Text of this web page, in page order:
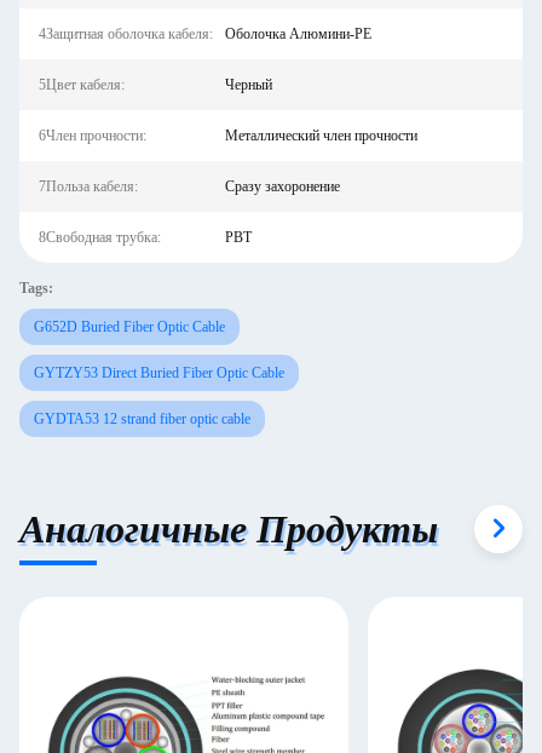
4Защитная оболочка кабеля: Оболочка Алюмини-PE
5Цвет кабеля: Черный
6Член прочности: Металлический член прочности
7Польза кабеля: Сразу захоронение
8Свободная трубка: PBT
Tags:
G652D Buried Fiber Optic Cable
GYTZY53 Direct Buried Fiber Optic Cable
GYDTA53 12 strand fiber optic cable
Аналогичные Продукты